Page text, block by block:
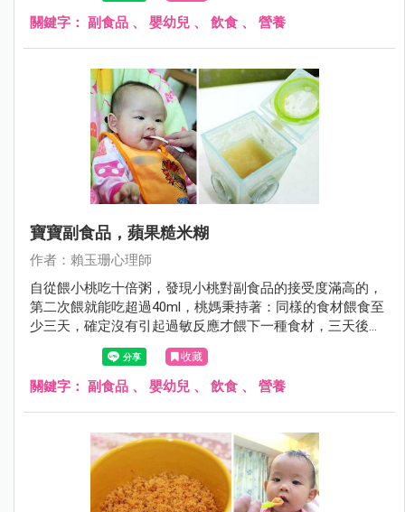
關鍵字： 副食品 、 嬰幼兒 、 飲食 、 營養
寶寶副食品，蘋果糙米糊
作者：賴玉珊心理師
自從餵小桃吃十倍粥，發現小桃對副食品的接受度滿高的，
第二次餵就能吃超過40ml，桃媽秉持著：同樣的食材餵食至
少三天，確定沒有引起過敏反應才餵下一種食材，三天後餵
小桃吃糙米十倍粥，小桃也很開心地吃完，因此再過三天，
桃爸桃媽參考寶寶食譜全圖解這本書的食譜，製作蘋果糙米
糊。
收藏
關鍵字： 副食品 、 嬰幼兒 、 飲食 、 營養